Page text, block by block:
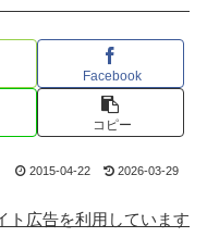
Facebook
コピー
2015-04-22 2026-03-29
ト広告を利用しています